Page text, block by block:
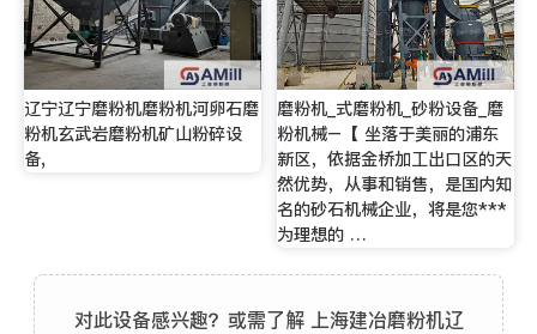
辽宁辽宁磨粉机磨粉机河卵石磨
粉机玄武岩磨粉机矿山粉碎设
备,
磨粉机_式磨粉机_砂粉设备_磨
粉机械–【 坐落于美丽的浦东
新区，依据金桥加工出口区的天
然优势，从事和销售，是国内知
名的砂石机械企业，将是您***
为理想的 …
对此设备感兴趣？或需了解 上海建冶磨粉机辽